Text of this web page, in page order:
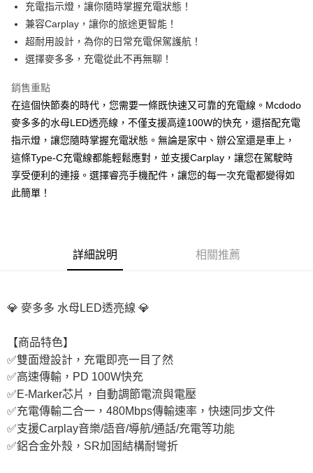
悠遊付
ATM付款
全家取貨付款
每筆NT$65，滿NT$690(含以上)免運費
付款後全家取貨
每筆NT$65，滿NT$690(含以上)免運費
7-11取貨付款
每筆NT$65，滿NT$690(含以上)免運費
每筆NT$100，滿NT$990(含以上)免運費
免運費
充電指示燈，讓你隨時掌握充電狀態！
兼容Carplay，讓你的旅途更智能！
超耐用設計，為你的日常充電保駕護航！
選擇麥多多，充電從此不再無聊！
銷售重點
在這個快節奏的時代，您需要一條既快速又可靠的充電線。Mcdodo
麥多多的水母LED透亮線，不僅支援高達100W的快充，還搭配充電
指示燈，讓您隨時掌握充電狀態。無論是家中、辦公室還是車上，
這條Type-C充電線都能輕鬆應對，並支援Carplay，讓您在駕駛時
享受便利的連接。選擇睿亮手機配件，讓您的每一次充電都變得如
此簡單！
詳細說明 相關推薦
💎 麥多多 水母LED透亮線 💎
【商品特色】
✅雙面燈設計，充電即亮一目了然
✅高速傳輸，PD 100W快充
✅E-Marker芯片，自動調節電流與電壓
✅充電傳輸二合一，480Mbps傳輸速率，快速同步文件
✅支援Carplay音樂/語音/導航/通話/充電等功能
✅鋁合金外殼，SR加固結構耐彎折